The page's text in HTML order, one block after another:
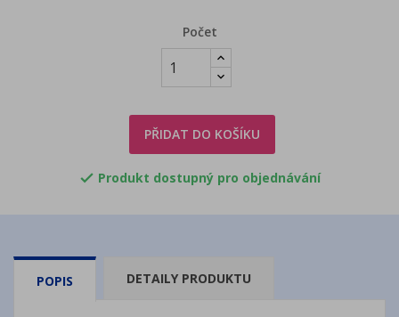
Počet
PŘIDAT DO KOŠÍKU
 Produkt dostupný pro objednávání
POPIS DETAILY PRODUKTU